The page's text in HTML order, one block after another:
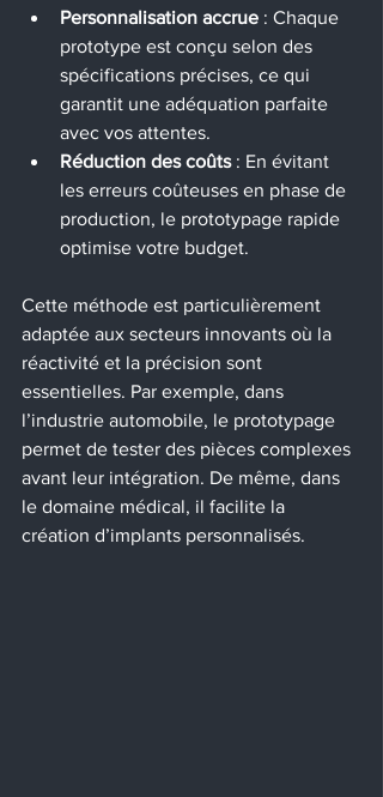
Personnalisation accrue : Chaque
prototype est conçu selon des
spécifications précises, ce qui
garantit une adéquation parfaite
avec vos attentes.
Réduction des coûts : En évitant
les erreurs coûteuses en phase de
production, le prototypage rapide
optimise votre budget.
Cette méthode est particulièrement
adaptée aux secteurs innovants où la
réactivité et la précision sont
essentielles. Par exemple, dans
l’industrie automobile, le prototypage
permet de tester des pièces complexes
avant leur intégration. De même, dans
le domaine médical, il facilite la
création d’implants personnalisés.